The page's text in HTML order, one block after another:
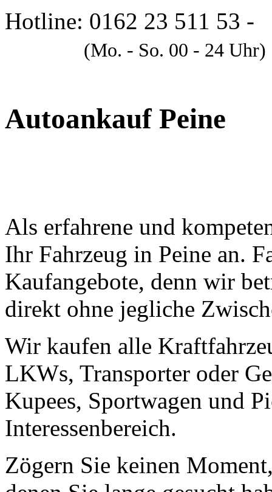
Hotline: 0162 23 511 53 -
(Mo. - So. 00 - 24 Uhr)
Autoankauf Peine
Als erfahrene und
Ihr Fahrzeug in Peine an.
Kaufangebote, denn wir
direkt ohne jegliche
Wir kaufen alle
LKWs, Transporter oder
Kupees, Sportwagen und
Interessenbereich.
Zögern Sie keinen